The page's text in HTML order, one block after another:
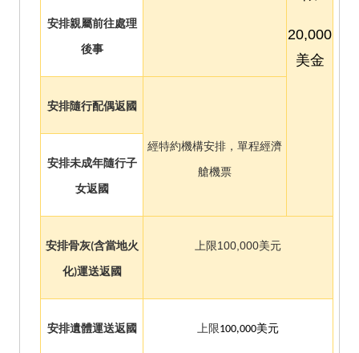
20,000
美金
安排親屬前往處理
後事
安排隨行配偶返國
經特約機構安排，單程經濟
艙機票
安排未成年隨行子
女返國
安排骨灰(含當地火
化)運送返國
上限100,000美元
安排遺體運送返國 上限100,000美元